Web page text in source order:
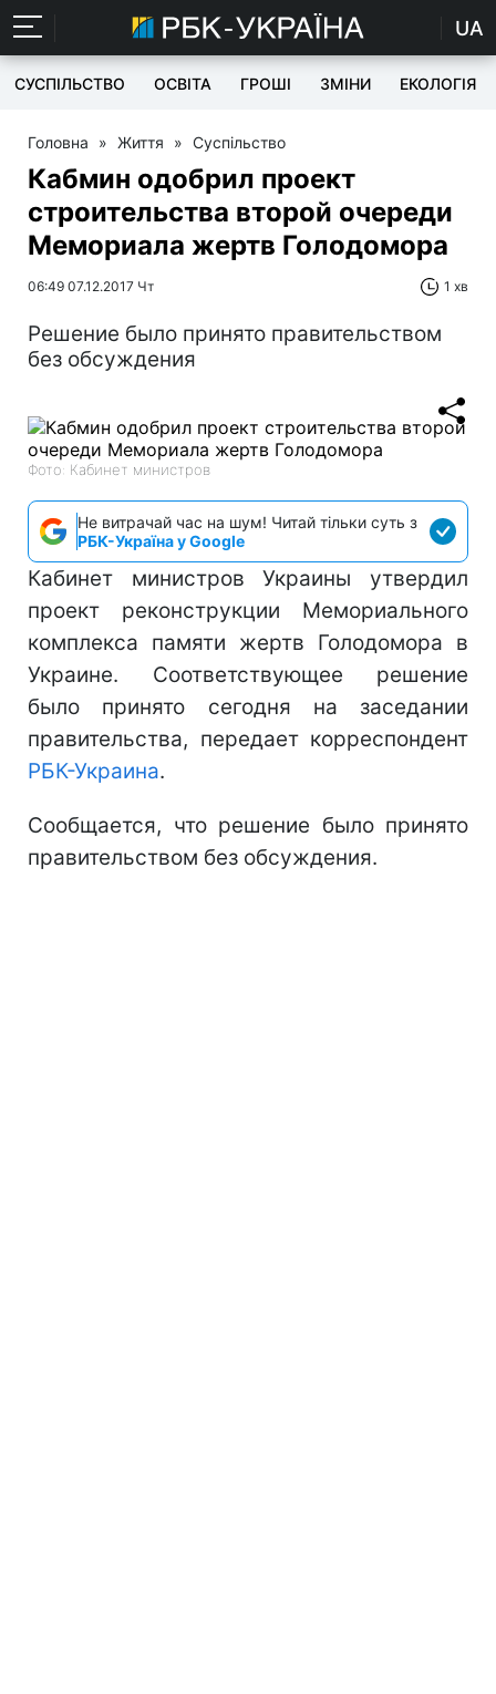
UA
СУСПІЛЬСТВО ОСВІТА ГРОШІ ЗМІНИ ЕКОЛОГІЯ
Головна » Життя » Суспільство
Кабмин одобрил проект
строительства второй очереди
Мемориала жертв Голодомора
06:49 07.12.2017 Чт 1 хв
Решение было принято правительством
без обсуждения
Фото: Кабинет министров
Не витрачай час на шум! Читай тільки суть з
РБК-Україна у Google
Кабинет министров Украины утвердил
проект реконструкции Мемориального
комплекса памяти жертв Голодомора в
Украине. Соответствующее решение
было принято сегодня на заседании
правительства, передает корреспондент
РБК-Украина.
Сообщается, что решение было принято
правительством без обсуждения.